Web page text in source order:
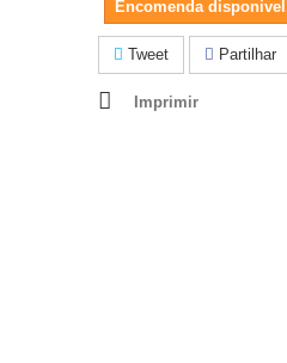
Encomenda
Tweet Partilhar
Imprimir